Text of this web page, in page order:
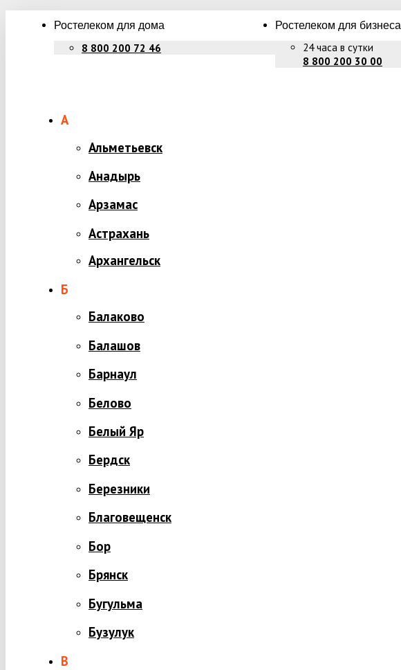
Ростелеком для дома
8 800 200 72 46
Ростелеком для бизнеса
24 часа в сутки
8 800 200 30 00
А
Альметьевск
Анадырь
Арзамас
Астрахань
Архангельск
Б
Балаково
Балашов
Барнаул
Белово
Белый Яр
Бердск
Березники
Благовещенск
Бор
Брянск
Бугульма
Бузулук
В